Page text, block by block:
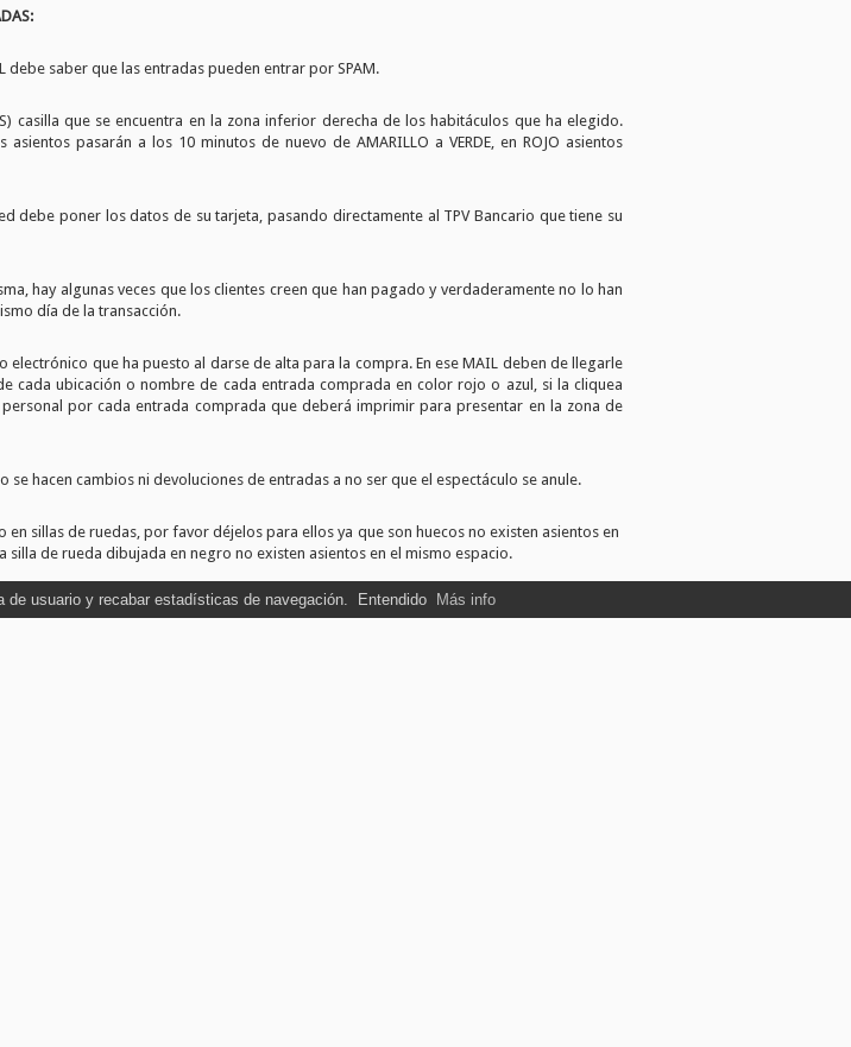
saber que las entradas pueden entrar por SPAM.
casilla que se encuentra en la zona inferior derecha de los habitáculos que ha elegido.
pasarán a los 10 minutos de nuevo de AMARILLO a VERDE, en ROJO asientos
debe poner los datos de su tarjeta, pasando directamente al TPV Bancario que tiene su
hay algunas veces que los clientes creen que han pagado y verdaderamente no lo han
día de la transacción.
que ha puesto al darse de alta para la compra. En ese MAIL deben de llegarle
cada ubicación o nombre de cada entrada comprada en color rojo o azul, si la cliquea
por cada entrada comprada que deberá imprimir para presentar en la zona de
se hacen cambios ni devoluciones de entradas a no ser que el espectáculo se anule.
sillas de ruedas, por favor déjelos para ellos ya que son huecos no existen asientos en
silla de rueda dibujada en negro no existen asientos en el mismo espacio.
usuario y recabar estadísticas de navegación. Entendido Más info